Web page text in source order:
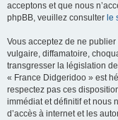
acceptons et que nous
phpBB, veuillez consulter le
Vous acceptez de ne
vulgaire, diffamatoire,
transgresser la législation
« France Didgeridoo » est
respectez pas ces
immédiat et définitif et nous
d’accès à internet et les